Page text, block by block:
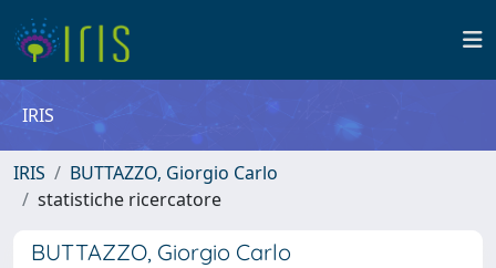
IRIS
IRIS
BUTTAZZO, Giorgio Carlo
statistiche ricercatore
BUTTAZZO, Giorgio Carlo